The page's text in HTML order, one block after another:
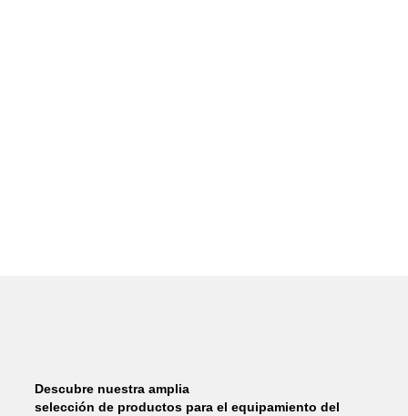
Descubre nuestra amplia
selección de productos para el equipamiento del